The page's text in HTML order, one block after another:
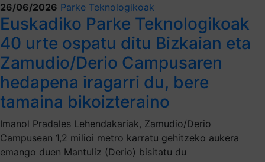
26/06/2026 Parke Teknologikoak
Euskadiko Parke Teknologikoak
40 urte ospatu ditu Bizkaian eta
Zamudio/Derio Campusaren
hedapena iragarri du, bere
tamaina bikoizteraino
Imanol Pradales Lehendakariak, Zamudio/Derio
Campusean 1,2 milioi metro karratu gehitzeko aukera
emango duen Mantuliz (Derio) bisitatu du